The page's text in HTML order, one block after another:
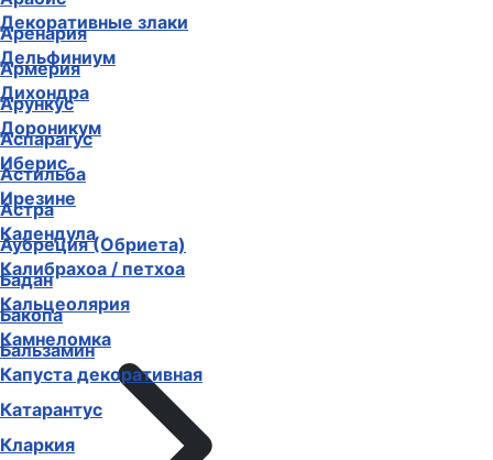
Аренария
Армерия
Арункус
Аспарагус
Астильба
Астра
Аубреция (Обриета)
Бадан
Бакопа
Бальзамин
Декоративные злаки
Дельфиниум
Дихондра
Дороникум
Иберис
Ирезине
Календула
Калибрахоа / петхоа
Кальцеолярия
Камнеломка
Капуста декоративная
Катарантус
Кларкия